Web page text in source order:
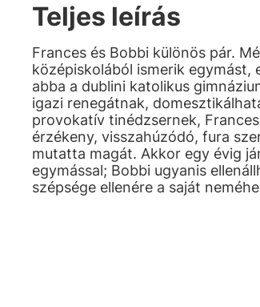
Teljes leírás
Frances és Bobbi különös pár.
középiskolából ismerik egymást,
abba a dublini katolikus
igazi renegátnak,
provokatív tinédzsernek,
érzékeny, visszahúzódó, fura
mutatta magát. Akkor egy évig
egymással; Bobbi ugyanis
szépsége ellenére a saját